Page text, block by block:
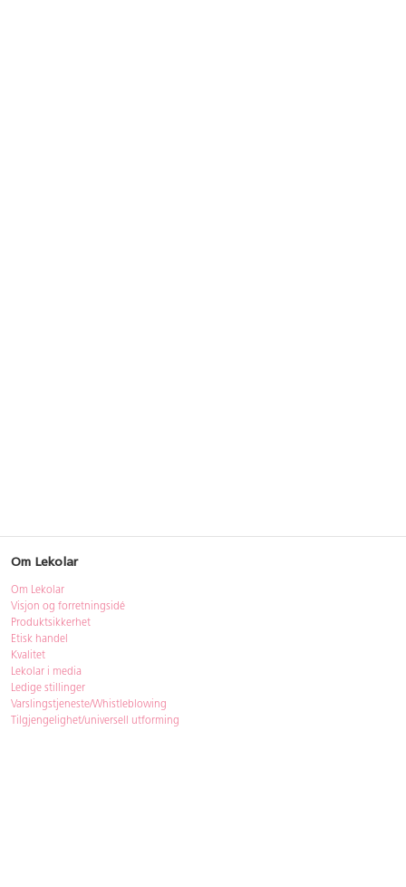
Om Lekolar
Om Lekolar
Visjon og forretningsidé
Produktsikkerhet
Etisk handel
Kvalitet
Lekolar i media
Ledige stillinger
Varslingstjeneste/Whistleblowing
Tilgjengelighet/universell utforming